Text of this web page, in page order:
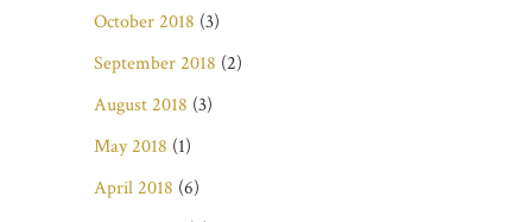
October 2018 (3)
September 2018 (2)
August 2018 (3)
May 2018 (1)
April 2018 (6)